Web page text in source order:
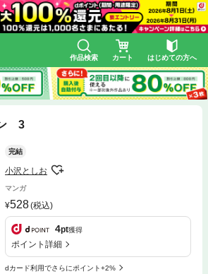
作品検索 カート はじめての方へ
3
完結
小沢としお
マンガ
528(税込)
4pt獲得
ポイント詳細
dカード利用でさらにポイント+2%